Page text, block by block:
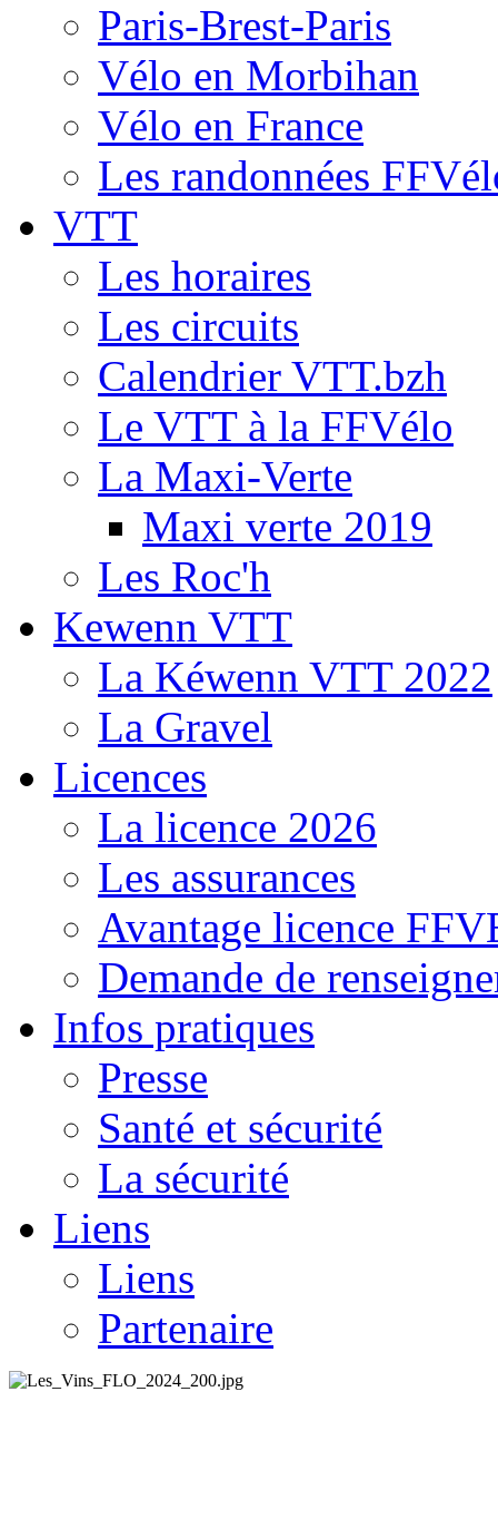
Paris-Brest-Paris
Vélo en Morbihan
Vélo en France
Les randonnées
VTT
Les horaires
Les circuits
Calendrier VTT.bzh
Le VTT à la FFVélo
La Maxi-Verte
Maxi verte 2019
Les Roc'h
Kewenn VTT
La Kéwenn VTT 2022
La Gravel
Licences
La licence 2026
Les assurances
Avantage licence
Demande de
Infos pratiques
Presse
Santé et sécurité
La sécurité
Liens
Liens
Partenaire